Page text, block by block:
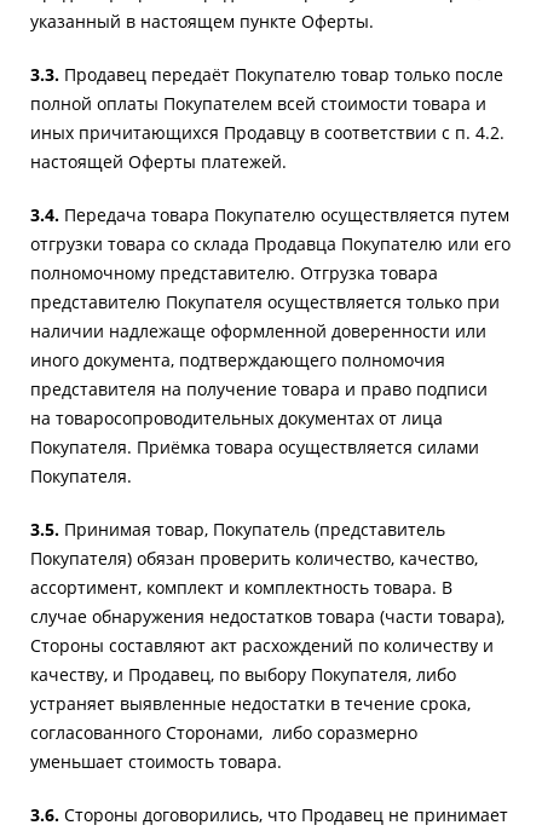
указанный в настоящем пункте Оферты.
3.3. Продавец передаёт Покупателю товар только после
полной оплаты Покупателем всей стоимости товара и
иных причитающихся Продавцу в соответствии с п. 4.2.
настоящей Оферты платежей.
3.4. Передача товара Покупателю осуществляется путем
отгрузки товара со склада Продавца Покупателю или его
полномочному представителю. Отгрузка товара
представителю Покупателя осуществляется только при
наличии надлежаще оформленной доверенности или
иного документа, подтверждающего полномочия
представителя на получение товара и право подписи
на товаросопроводительных документах от лица
Покупателя. Приёмка товара осуществляется силами
Покупателя.
3.5. Принимая товар, Покупатель (представитель
Покупателя) обязан проверить количество, качество,
ассортимент, комплект и комплектность товара. В
случае обнаружения недостатков товара (части товара),
Стороны составляют акт расхождений по количеству и
качеству, и Продавец, по выбору Покупателя, либо
устраняет выявленные недостатки в течение срока,
согласованного Сторонами, либо соразмерно
уменьшает стоимость товара.
3.6. Стороны договорились, что Продавец не принимает